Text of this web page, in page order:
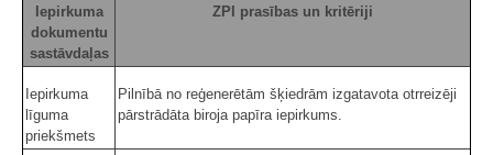
Iepirkuma
dokumentu
sastāvdaļas
ZPI prasības un kritēriji
Iepirkuma
līguma
priekšmets
Pilnībā no reģenerētām šķiedrām izgatavota otrreizēji
pārstrādāta biroja papīra iepirkums.